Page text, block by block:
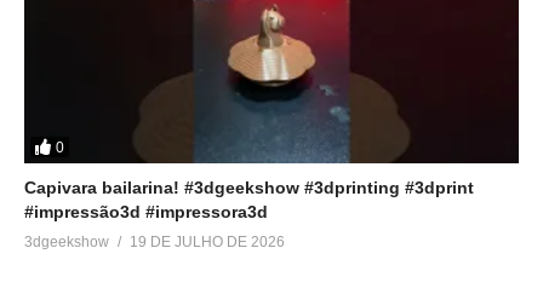
0
Capivara bailarina! #3dgeekshow #3dprinting #3dprint
#impressão3d #impressora3d
3dgeekshow 19 DE JULHO DE 2026